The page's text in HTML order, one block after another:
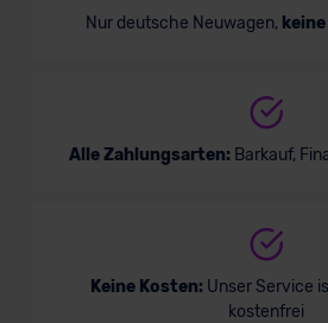
Nur deutsche Neuwagen,
Alle Zahlungsarten: Barkauf,
Keine Kosten: Unser Service
kostenfrei